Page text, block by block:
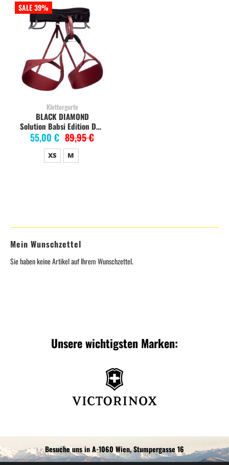
SALE 39%
Klettergurte
Solution Babsi Edition Damen-Klettergurt, cherrywood
55,00 € 89,95 €
BLACK DIAMOND
XS M
Mein Wunschzettel
Sie haben keine Artikel auf Ihrem Wunschzettel.
Unsere wichtigsten Marken:
Besuche uns in A-1060 Wien, Stumpergasse 16